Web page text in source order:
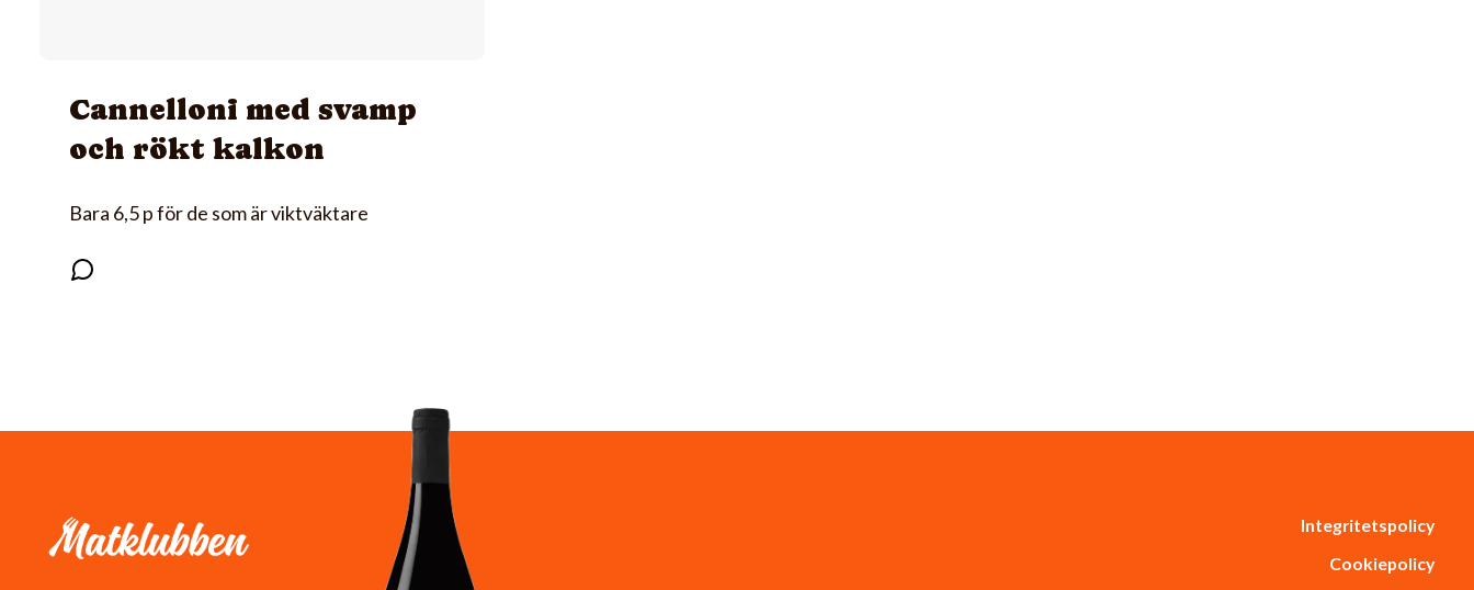
Cannelloni med svamp
och rökt kalkon
Bara 6,5 p för de som är viktväktare
Integritetspolicy
Cookiepolicy